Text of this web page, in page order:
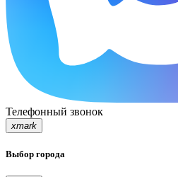
Телефонный звонок
xmark
Выбор города